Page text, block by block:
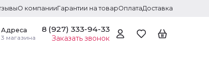
О компанииГарантии на товарОплатаДоставка
Адреса
3 магазина
8 (927) 333-94-33
Заказать звонок